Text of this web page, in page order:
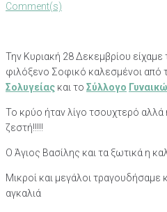
Comment(s)
Την Κυριακή 28 Δεκεμβρίου
φιλόξενο Σοφικό καλεσμένοι από
Σολυγείας και το Σύλλογο
Το κρύο ήταν λίγο τσουχτερό
ζεστή!!!!!
Ο Άγιος Βασίλης και τα ξωτικά η
Μικροί και μεγάλοι τραγουδήσαμε
αγκαλιά